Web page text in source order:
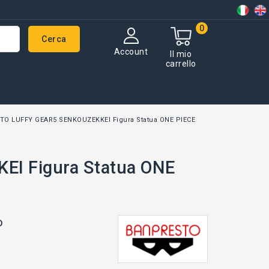
Il mio
carrello
0
Account
Cerca
LUFFY GEAR5 SENKOUZEKKEI Figura Statua ONE PIECE
Figura Statua ONE